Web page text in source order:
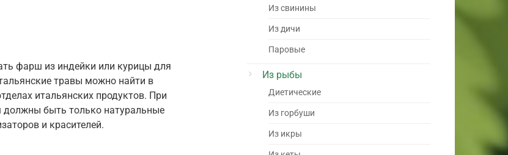
фарш из индейки или курицы для
травы можно найти в
итальянских продуктов. При
должны быть только натуральные
и красителей.
Из свинины
Из дичи
Паровые
Из рыбы
Диетические
Из горбуши
Из икры